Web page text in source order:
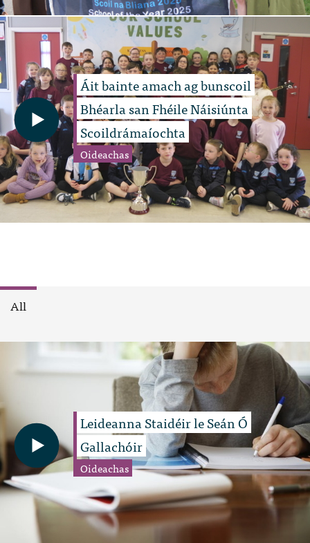
Áit bainte amach ag bunscoil
Bhéarla san Fhéile Náisiúnta
Scoildrámaíochta
Oideachas
All
Leideanna Staidéir le Seán Ó
Gallachóir
Oideachas